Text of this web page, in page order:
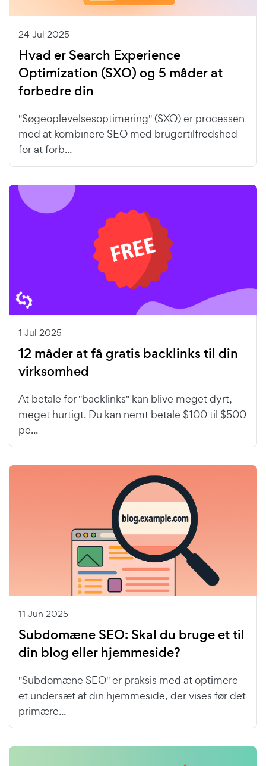
24 Jul 2025
Hvad er Search Experience
Optimization (SXO) og 5 måder at
forbedre din
"Søgeoplevelsesoptimering" (SXO) er processen
med at kombinere SEO med brugertilfredshed
for at forb...
1 Jul 2025
12 måder at få gratis backlinks til din
virksomhed
At betale for "backlinks" kan blive meget dyrt,
meget hurtigt. Du kan nemt betale $100 til $500
pe...
11 Jun 2025
Subdomæne SEO: Skal du bruge et til
din blog eller hjemmeside?
"Subdomæne SEO" er praksis med at optimere
et undersæt af din hjemmeside, der vises før det
primære...